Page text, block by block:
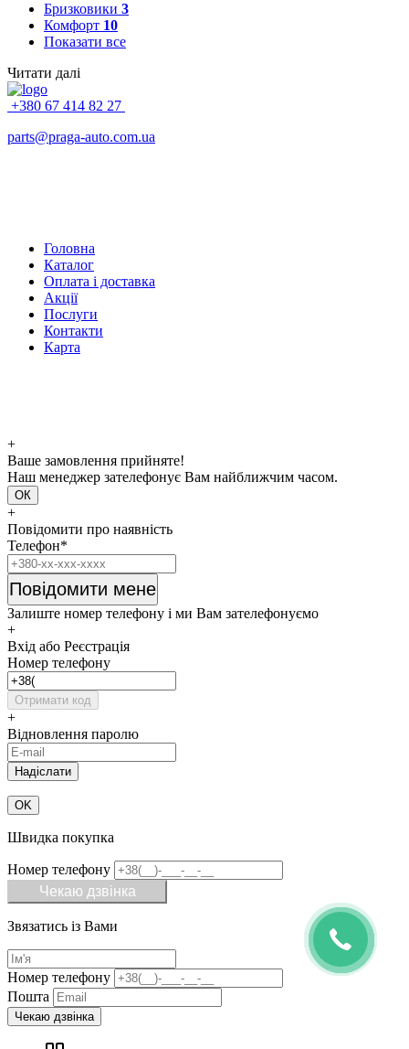
Бризковики 3
Комфорт 10
Показати все
Читати далі
+380 67 414 82 27
parts@praga-auto.com.ua
Головна
Каталог
Оплата і доставка
Акції
Послуги
Контакти
Карта
+
Ваше замовлення прийняте!
Наш менеджер зателефонує Вам найближчим часом.
ОК
+
Повідомити про наявність
Телефон*
Повідомити мене
Залиште номер телефону і ми Вам зателефонуємо
+
Вхід або Реєстрація
Номер телефону
Отримати код
+
Відновлення паролю
OK
Швидка покупка
Номер телефону
Чекаю дзвінка
Звязатись із Вами
Номер телефону
Пошта